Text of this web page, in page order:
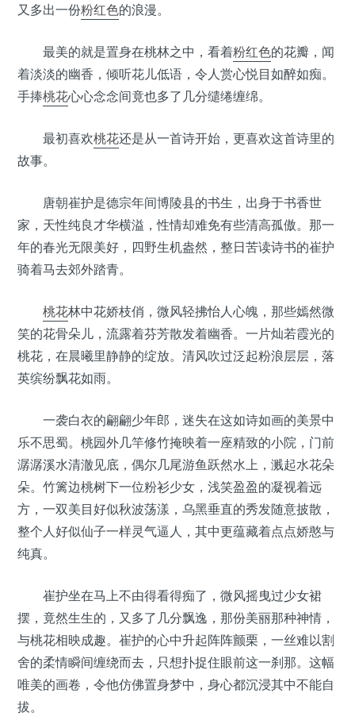
又多出一份粉红色的浪漫。
最美的就是置身在桃林之中，看着粉红色的花瓣，闻
着淡淡的幽香，倾听花儿低语，令人赏心悦目如醉如痴。
手捧桃花心心念念间竟也多了几分缱绻缠绵。
最初喜欢桃花还是从一首诗开始，更喜欢这首诗里的
故事。
唐朝崔护是德宗年间博陵县的书生，出身于书香世
家，天性纯良才华横溢，性情却难免有些清高孤傲。那一
年的春光无限美好，四野生机盎然，整日苦读诗书的崔护
骑着马去郊外踏青。
桃花林中花娇枝俏，微风轻拂怡人心魄，那些嫣然微
笑的花骨朵儿，流露着芬芳散发着幽香。一片灿若霞光的
桃花，在晨曦里静静的绽放。清风吹过泛起粉浪层层，落
英缤纷飘花如雨。
一袭白衣的翩翩少年郎，迷失在这如诗如画的美景中
乐不思蜀。桃园外几竿修竹掩映着一座精致的小院，门前
潺潺溪水清澈见底，偶尔几尾游鱼跃然水上，溅起水花朵
朵。竹篱边桃树下一位粉衫少女，浅笑盈盈的凝视着远
方，一双美目好似秋波荡漾，乌黑垂直的秀发随意披散，
整个人好似仙子一样灵气逼人，其中更蕴藏着点点娇憨与
纯真。
崔护坐在马上不由得看得痴了，微风摇曳过少女裙
摆，竟然生生的，又多了几分飘逸，那份美丽那种神情，
与桃花相映成趣。崔护的心中升起阵阵颤栗，一丝难以割
舍的柔情瞬间缠绕而去，只想扑捉住眼前这一刹那。这幅
唯美的画卷，令他仿佛置身梦中，身心都沉浸其中不能自
拔。